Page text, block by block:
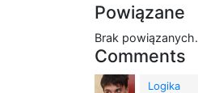
Powiązane
Brak powiązanych.
Comments
Logika